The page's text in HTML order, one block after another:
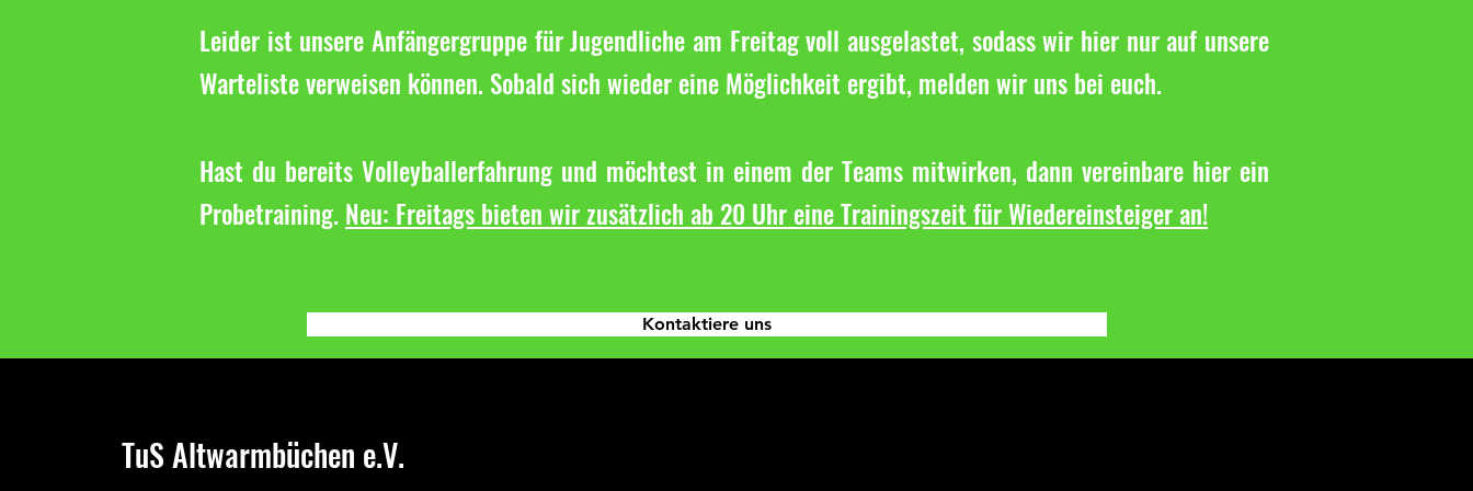
Leider ist unsere Anfängergruppe für Jugendliche am Freitag voll ausgelastet, sodass wir hier nur auf unsere
Warteliste verweisen können. Sobald sich wieder eine Möglichkeit ergibt, melden wir uns bei euch.
Hast du bereits Volleyballerfahrung und möchtest in einem der Teams mitwirken, dann vereinbare hier ein
Probetraining. Neu: Freitags bieten wir zusätzlich ab 20 Uhr eine Trainingszeit für Wiedereinsteiger an!
Kontaktiere uns
TuS Altwarmbüchen e.V.